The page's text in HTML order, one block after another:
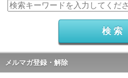
メルマガ登録・解除